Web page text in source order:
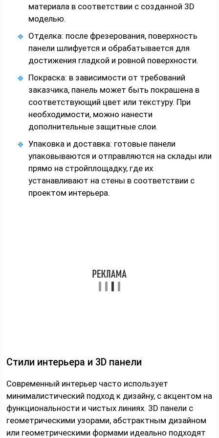
материала в соответствии с созданной 3D
моделью.
Отделка: после фрезерования, поверхность
панели шлифуется и обрабатывается для
достижения гладкой и ровной поверхности.
Покраска: в зависимости от требований
заказчика, панель может быть покрашена в
соответствующий цвет или текстуру. При
необходимости, можно нанести
дополнительные защитные слои.
Упаковка и доставка: готовые панели
упаковываются и отправляются на склады или
прямо на стройплощадку, где их
устанавливают на стены в соответствии с
проектом интерьера.
Стили интерьера и 3D панели
Современный интерьер часто использует
минималистический подход к дизайну, с акцентом на
функциональности и чистых линиях. 3D панели с
геометрическими узорами, абстрактным дизайном
или геометрическими формами идеально подходят